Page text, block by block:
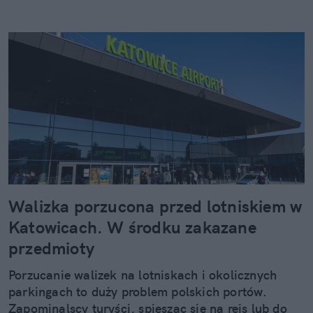
Walizka porzucona przed lotniskiem w
Katowicach. W środku zakazane
przedmioty
Porzucanie walizek na lotniskach i okolicznych
parkingach to duży problem polskich portów.
Zapominalscy turyści, spiesząc się na rejs lub do